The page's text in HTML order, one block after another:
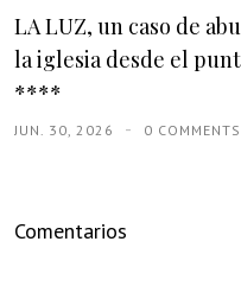
LA LUZ, un caso de
la iglesia desde el
****
JUN. 30, 2026 0 COMMENTS
Comentarios